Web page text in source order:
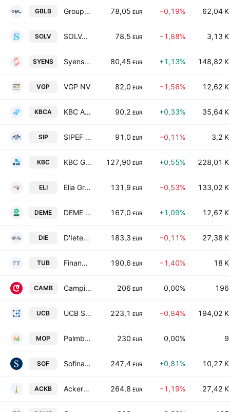
GBLB Groupe Bruxelles Lambert SA 78,05 EUR −0,19% 62,04 K
SOLV SOLVAC S.A. 78,5 EUR −1,88% 3,13 K
SYENS Syensqo SA/NV 80,45 EUR +1,13% 148,82 K
VGP VGP NV 82,0 EUR −1,56% 12,62 K
KBCA KBC Ancora SCA 90,2 EUR +0,33% 35,64 K
SIP SIPEF SA 91,0 EUR −0,11% 3,2 K
KBC KBC Group N.V. 127,90 EUR +0,55% 228,01 K
ELI Elia Group SA/NV 131,9 EUR −0,53% 133,02 K
DEME DEME Group NV 167,0 EUR +1,09% 12,67 K
DIE D'Ieteren Group SA/NV 183,3 EUR −0,11% 27,38 K
TUB Financiere de Tubize S.A. 190,6 EUR −1,40% 18 K
CAMB Campine nv 206 EUR 0,00% 196
UCB UCB S.A. 223,1 EUR −0,84% 194,02 K
MOP Palmboomen Cultuur Maatschappij Mopoli (Palmeraies de Mopoli) NV 230 EUR 0,00% 9
SOF Sofina SA 247,4 EUR +0,81% 10,27 K
ACKB Ackermans & van Haaren NV 264,8 EUR −1,19% 27,42 K